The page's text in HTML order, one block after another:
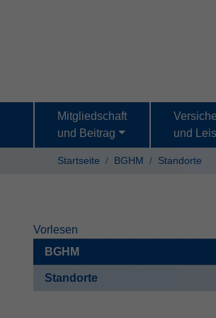
Mitgliedschaft
und Beitrag
und
Startseite BGHM Standorte
Vorlesen
BGHM
Standorte